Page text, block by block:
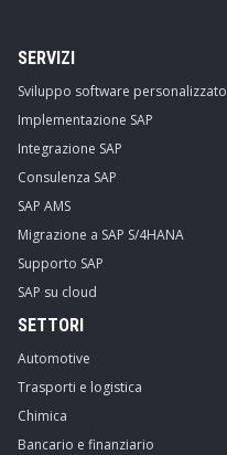
SERVIZI
Sviluppo software personalizzato
Implementazione SAP
Integrazione SAP
Consulenza SAP
SAP AMS
Migrazione a SAP S/4HANA
Supporto SAP
SAP su cloud
SETTORI
Automotive
Trasporti e logistica
Chimica
Bancario e finanziario